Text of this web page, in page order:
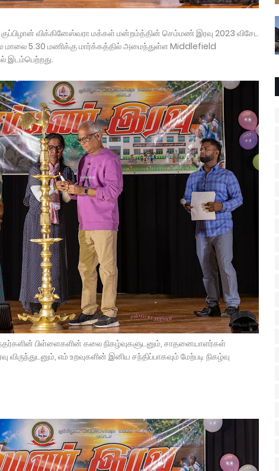
விக்கினேஸ்வரா மக்கள் மன்றம்த்தின் செம்மண் இரவு 2023 விசேட
மாலை 5.30 மணிக்கு மார்க்கத்தில் அமைந்துள்ள Middlefield
இடம்பெற்றது.
பிள்ளைகளின் கலை நிகழ்வுகளுடனும், சாதனையாளர்கள்
எம் உறவுகளின் இனிய சந்திப்பாகவும் மேற்படி நிகழ்வு